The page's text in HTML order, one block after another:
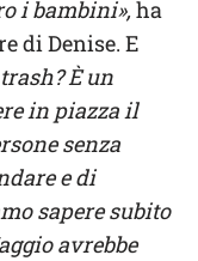
i bambini»,ha
di Denise. E
È un
in piazza il
senza
e di
sapere subito
avrebbe